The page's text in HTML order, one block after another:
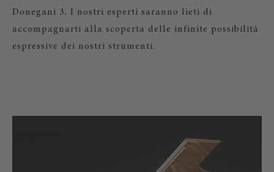
Donegani 3. I nostri esperti saranno lieti di
accompagnarti alla scoperta delle infinite possibilità
espressive dei nostri strumenti.